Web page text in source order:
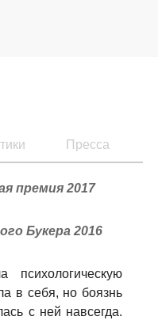
Пресса
премия 2017
Букера 2016
в себя, но боязнь
с ней навсегда.